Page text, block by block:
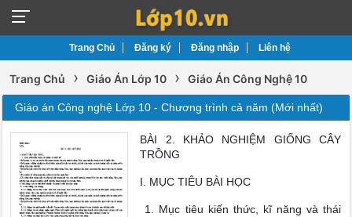
Trang Chủ Đăng ký Đăng nhập Liên hệ
Trang Chủ › Giáo Án Lớp 10 › Giáo Án Công Nghệ 10
Giáo án Công nghệ Lớp 10 - Chương trình cả năm (Mới nhất)
BÀI 2. KHẢO NGHIỆM GIỐNG CÂY
TRỒNG
I. MỤC TIÊU BÀI HỌC
1. Mục tiêu kiến thức, kĩ năng và thái